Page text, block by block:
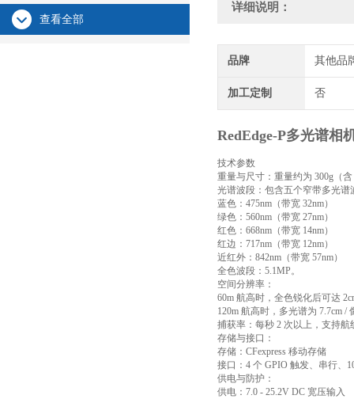
查看全部
详细说明：
品牌 其他品
加工定制 否
RedEdge‑P多光谱相
技术参数
重量与尺寸：重量约为 300g（含
光谱波段：包含五个窄带多光
蓝色：475nm（带宽 32nm）
绿色：560nm（带宽 27nm）
红色：668nm（带宽 14nm）
红边：717nm（带宽 12nm）
近红外：842nm（带宽 57nm）
全色波段：5.1MP。
空间分辨率：
60m 航高时，全色锐化后可达
120m 航高时，多光谱为 7.7cm /
捕获率：每秒 2 次以上，支持航
存储与接口：
存储：CFexpress 移动存储
接口：4 个 GPIO 触发、串行、
供电与防护：
供电：7.0 - 25.2V DC 宽压输入